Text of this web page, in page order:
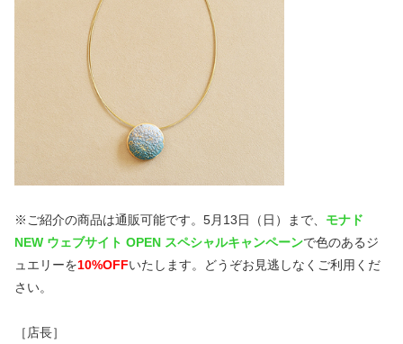
※ご紹介の商品は通販可能です。5月13日（日）まで、 モナド
NEW ウェブサイト OPEN スペシャルキャンペーンで色のあるジ
ュエリーを10%OFFいたします。どうぞお見逃しなくご利用くだ
さい。
［店長］